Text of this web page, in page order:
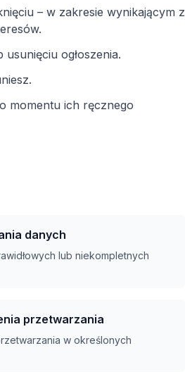
– w zakresie wynikającym z
ogłoszenia.
momentu ich ręcznego
danych
lub niekompletnych
przetwarzania
w określonych